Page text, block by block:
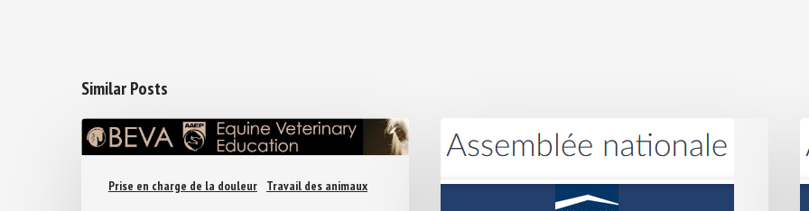
Similar Posts
Prise en charge de la douleur Travail des animaux